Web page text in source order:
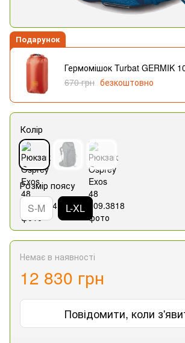
Подарунок
Гермомішок Turbat GERMIK
670 грн безкоштовно
Колір
Розмір поясу
S-M L-XL
Немає в наявності
12 830 грн
Повідомити, коли